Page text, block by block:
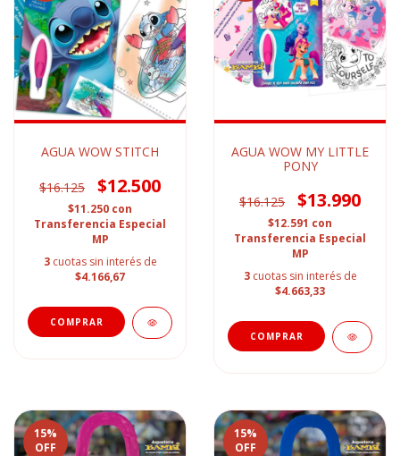
AGUA WOW STITCH
$16.125 $12.500
$11.250 con
Transferencia Especial
MP
3 cuotas sin interés de
$4.166,67
AGUA WOW MY LITTLE
PONY
$16.125 $13.990
$12.591 con
Transferencia Especial
MP
3 cuotas sin interés de
$4.663,33
15%
OFF
15%
OFF